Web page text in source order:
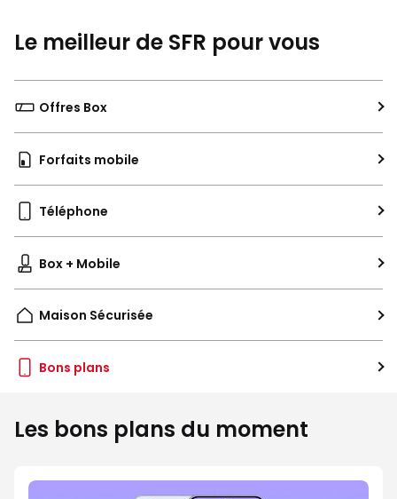
Le meilleur de SFR pour vous
Offres Box
Forfaits mobile
Téléphone
Box + Mobile
Maison Sécurisée
Bons plans
Les bons plans du moment